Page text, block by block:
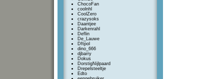
ChocoFan
coolnhl
CoolZero
crazysoks
Daantjee
Darkenrahl
Deflin
De_Lauwe
Dftpol
dino_666
djbarry
Dokus
DorstigNijlpaard
Drepelsteeltje
Edto